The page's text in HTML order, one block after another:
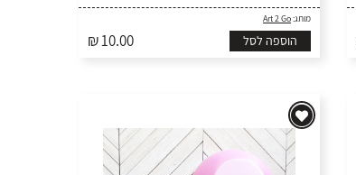
מותג:Art 2 Go
₪ 10.00 הוספה לסל